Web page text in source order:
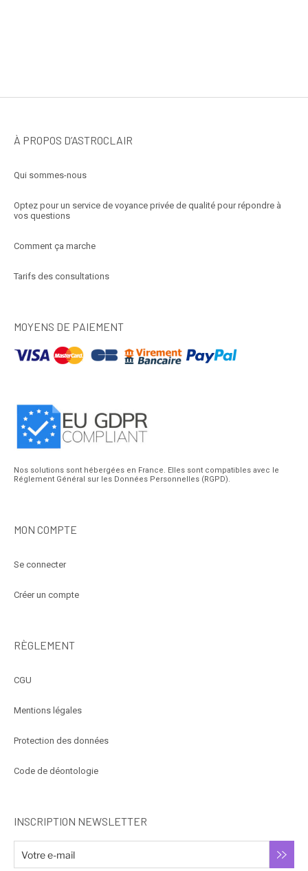
À PROPOS D’ASTROCLAIR
Qui sommes-nous
Optez pour un service de voyance privée de qualité pour répondre à
vos questions
Comment ça marche
Tarifs des consultations
MOYENS DE PAIEMENT
Nos solutions sont hébergées en France. Elles sont compatibles avec le
Réglement Général sur les Données Personnelles (RGPD).
MON COMPTE
Se connecter
Créer un compte
RÈGLEMENT
CGU
Mentions légales
Protection des données
Code de déontologie
INSCRIPTION NEWSLETTER